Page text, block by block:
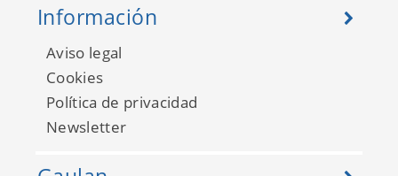
Información
Aviso legal
Cookies
Política de privacidad
Newsletter